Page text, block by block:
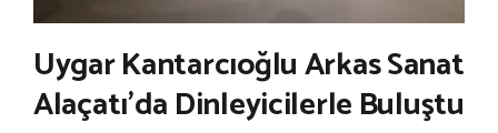
Uygar Kantarcıoğlu Arkas Sanat
Alaçatı’da Dinleyicilerle Buluştu